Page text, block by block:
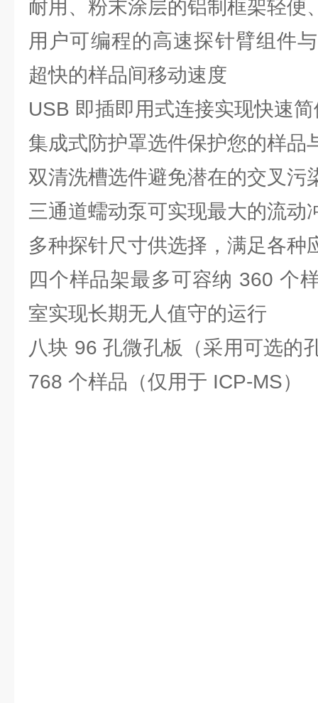
耐用、粉末涂层的铝制框架轻便
用户可编程的高速探针臂组件
超快的样品间移动速度
USB 即插即用式连接实现快速
集成式防护罩选件保护您的样品
双清洗槽选件避免潜在的交叉污
三通道蠕动泵可实现最大的流动
多种探针尺寸供选择，满足各种
四个样品架最多可容纳 360 个
室实现长期无人值守的运行
八块 96 孔微孔板（采用可选的
768 个样品（仅用于 ICP-MS）